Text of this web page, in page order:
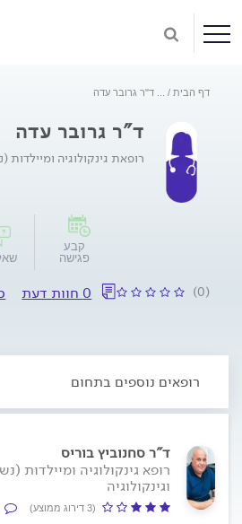
דף הבית ד"ר גרובר עדה
ד"ר גרובר עדה
רופאת גינקולוגיה ומיילדות
קבע
פגישה
(0) 0 חוות דעת
רופאים נוספים בתחום
ד"ר סחנוביץ בוריס
רופא גינקולוגיה ומיילדות
וגינקולוגיה
(3 דירוג ממוצע)